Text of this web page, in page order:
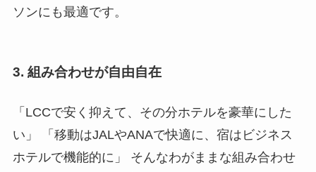
ソンにも最適です。
3. 組み合わせが自由自在
「LCCで安く抑えて、その分ホテルを豪華にした
い」 「移動はJALやANAで快適に、宿はビジネス
ホテルで機能的に」 そんなわがままな組み合わせ